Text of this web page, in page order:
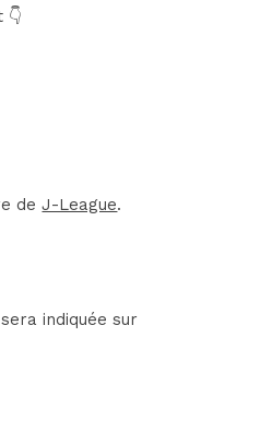
deJ-League.
indiquée sur